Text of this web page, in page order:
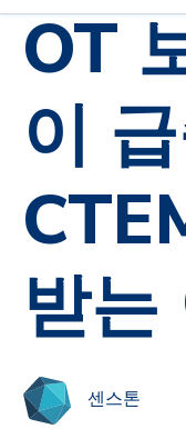
OT
이
받는
센스톤